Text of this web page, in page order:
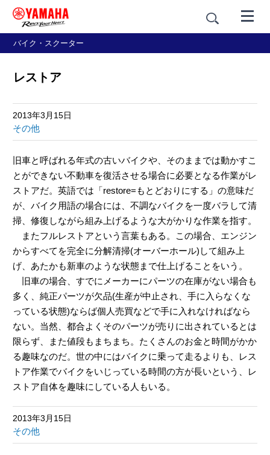
バイク・スクーター
レストア
2013年3月15日
その他
旧車と呼ばれる年式の古いバイクや、そのままでは動かすこ
とができない不動車を復活させる場合に必要となる作業がレ
ストアだ。英語では「restore=もとどおりにする」の意味だ
が、バイク用語の場合には、不調なバイクを一度バラして清
掃、修復しながら組み上げるような大がかりな作業を指す。
またフルレストアという言葉もある。この場合、エンジン
からすべてを完全に分解清掃(オーバーホール)して組み上
げ、あたかも新車のような状態まで仕上げることをいう。
旧車の場合、すでにメーカーにパーツの在庫がない場合も
多く、純正パーツが欠品(生産が中止され、手に入らなくな
っている状態)ならば個人売買などで手に入れなければなら
ない。当然、都合よくそのパーツが売りに出されているとは
限らず、また値段もまちまち。たくさんのお金と時間がかか
る趣味なのだ。世の中にはバイクに乗って走るよりも、レス
トア作業でバイクをいじっている時間の方が長いという、レ
ストア自体を趣味にしている人もいる。
2013年3月15日
その他